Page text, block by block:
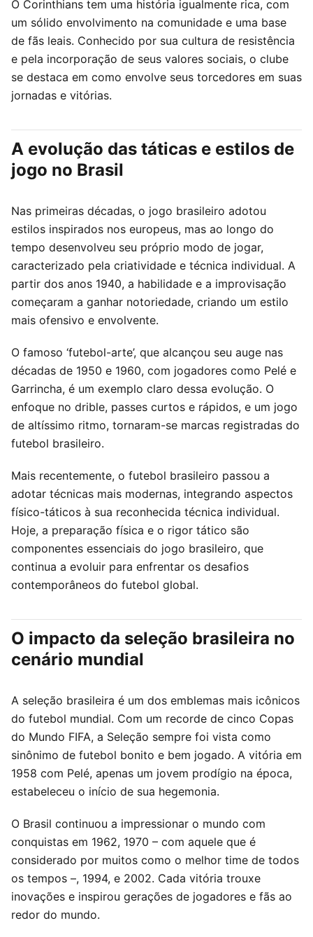
O Corinthians tem uma história igualmente rica, com
um sólido envolvimento na comunidade e uma base
de fãs leais. Conhecido por sua cultura de resistência
e pela incorporação de seus valores sociais, o clube
se destaca em como envolve seus torcedores em suas
jornadas e vitórias.
A evolução das táticas e estilos de
jogo no Brasil
Nas primeiras décadas, o jogo brasileiro adotou
estilos inspirados nos europeus, mas ao longo do
tempo desenvolveu seu próprio modo de jogar,
caracterizado pela criatividade e técnica individual. A
partir dos anos 1940, a habilidade e a improvisação
começaram a ganhar notoriedade, criando um estilo
mais ofensivo e envolvente.
O famoso ‘futebol-arte’, que alcançou seu auge nas
décadas de 1950 e 1960, com jogadores como Pelé e
Garrincha, é um exemplo claro dessa evolução. O
enfoque no drible, passes curtos e rápidos, e um jogo
de altíssimo ritmo, tornaram-se marcas registradas do
futebol brasileiro.
Mais recentemente, o futebol brasileiro passou a
adotar técnicas mais modernas, integrando aspectos
físico-táticos à sua reconhecida técnica individual.
Hoje, a preparação física e o rigor tático são
componentes essenciais do jogo brasileiro, que
continua a evoluir para enfrentar os desafios
contemporâneos do futebol global.
O impacto da seleção brasileira no
cenário mundial
A seleção brasileira é um dos emblemas mais icônicos
do futebol mundial. Com um recorde de cinco Copas
do Mundo FIFA, a Seleção sempre foi vista como
sinônimo de futebol bonito e bem jogado. A vitória em
1958 com Pelé, apenas um jovem prodígio na época,
estabeleceu o início de sua hegemonia.
O Brasil continuou a impressionar o mundo com
conquistas em 1962, 1970 – com aquele que é
considerado por muitos como o melhor time de todos
os tempos –, 1994, e 2002. Cada vitória trouxe
inovações e inspirou gerações de jogadores e fãs ao
redor do mundo.